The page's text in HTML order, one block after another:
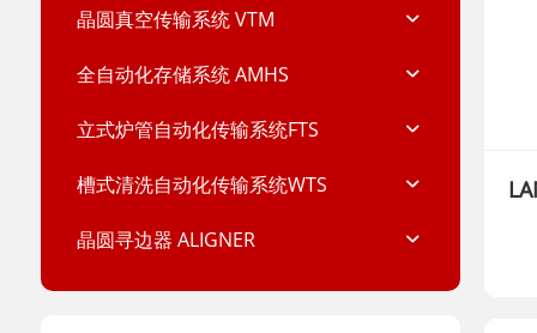
晶圆真空传输系统 VTM
全自动化存储系统 AMHS
立式炉管自动化传输系统FTS
槽式清洗自动化传输系统WTS
晶圆寻边器 ALIGNER